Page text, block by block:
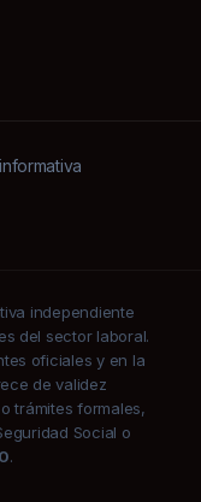
independiente
del sector laboral.
oficiales y en la
de validez
trámites formales,
Social o
.